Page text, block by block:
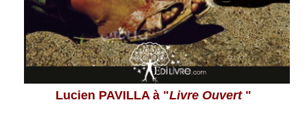
Lucien PAVILLA à "Livre Ouvert "